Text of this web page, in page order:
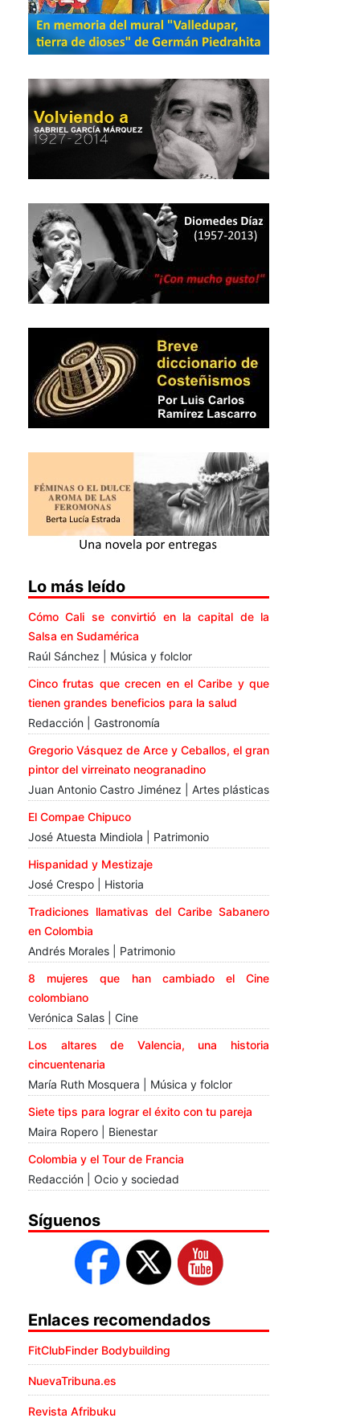
Lo más leído
Cómo Cali se convirtió en la capital de la
Salsa en Sudamérica
Raúl Sánchez | Música y folclor
Cinco frutas que crecen en el Caribe y que
tienen grandes beneficios para la salud
Redacción | Gastronomía
Gregorio Vásquez de Arce y Ceballos, el gran
pintor del virreinato neogranadino
Juan Antonio Castro Jiménez | Artes plásticas
El Compae Chipuco
José Atuesta Mindiola | Patrimonio
Hispanidad y Mestizaje
José Crespo | Historia
Tradiciones llamativas del Caribe Sabanero
en Colombia
Andrés Morales | Patrimonio
8 mujeres que han cambiado el Cine
colombiano
Verónica Salas | Cine
Los altares de Valencia, una historia
cincuentenaria
María Ruth Mosquera | Música y folclor
Siete tips para lograr el éxito con tu pareja
Maira Ropero | Bienestar
Colombia y el Tour de Francia
Redacción | Ocio y sociedad
Síguenos
Enlaces recomendados
FitClubFinder Bodybuilding
NuevaTribuna.es
Revista Afribuku